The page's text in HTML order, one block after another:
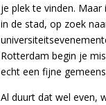
je plek te vinden.
in de stad, op zoek
Rotterdam begin je
echt een fijne
Al duurt dat wel even,